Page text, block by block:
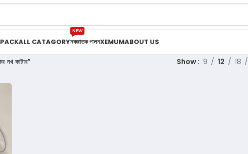
ALL CATAGORYনবজাতক পালন
NEW
XEMUMABOUT US
কাটার” Show 9 12 18